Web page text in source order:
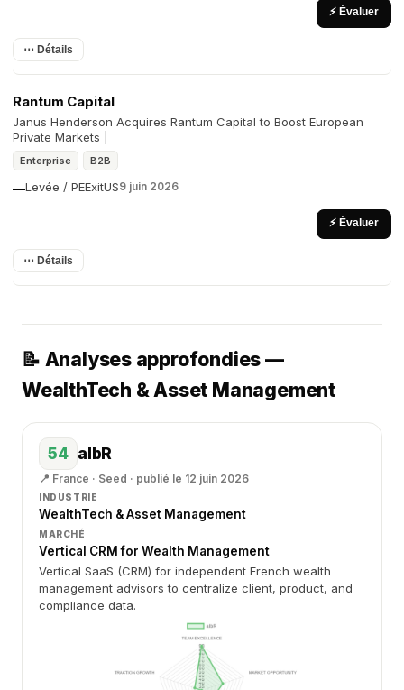
⚡ Évaluer
⋯ Détails
Rantum Capital
Janus Henderson Acquires Rantum Capital to Boost European
Private Markets |
Enterprise B2B
Levée / PE
— ExitUS9 juin 2026
⚡ Évaluer
⋯ Détails
📝 Analyses approfondies —
WealthTech & Asset Management
54 albR
📍 France · Seed · publié le 12 juin 2026
INDUSTRIE
WealthTech & Asset Management
MARCHÉ
Vertical CRM for Wealth Management
Vertical SaaS (CRM) for independent French wealth
management advisors to centralize client, product, and
compliance data.